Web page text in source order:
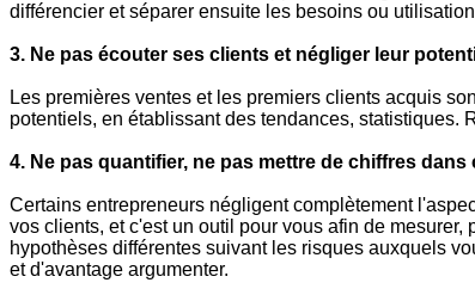
différencier et séparer ensuite les besoins ou
3. Ne pas écouter ses clients et négliger leur
Les premières ventes et les premiers clients acquis
potentiels, en établissant des tendances, statistiques.
4. Ne pas quantifier, ne pas mettre de chiffres dans
Certains entrepreneurs négligent complètement
vos clients, et c'est un outil pour vous afin de mesurer,
hypothèses différentes suivant les risques auxquels
et d'avantage argumenter.